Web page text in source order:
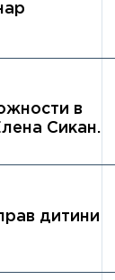
в
Сикан.
дитини